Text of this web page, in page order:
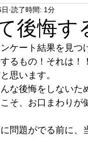
後悔す
読了時間: 1分
ケート結果を見つ
るもの！それは！
思います。
な後悔をしないた
そ、お口まわりが
問題がでる前に、